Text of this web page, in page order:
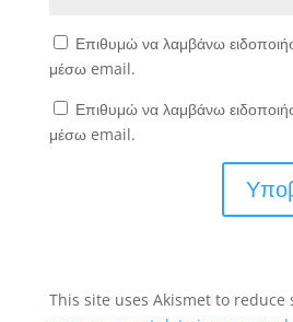
Επιθυμώ να λαμβάνω
μέσω email.
Επιθυμώ να λαμβάνω
μέσω email.
This site uses Akismet to reduce